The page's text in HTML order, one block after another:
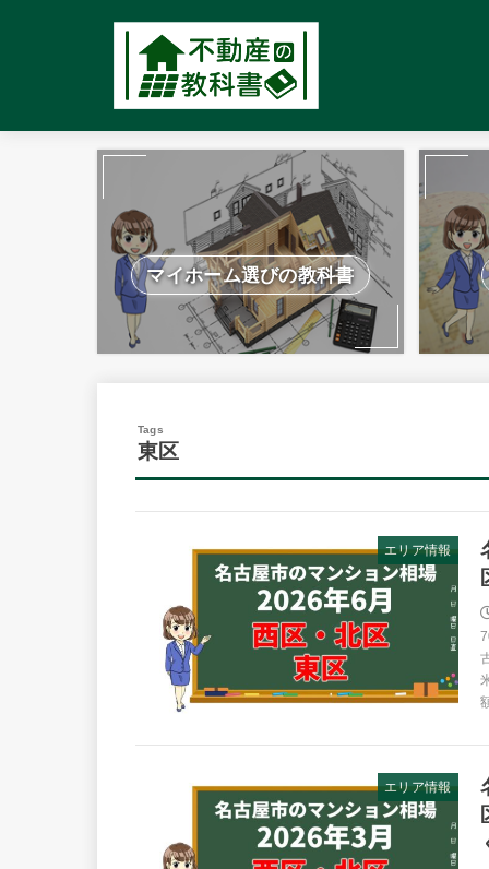
マイホーム選びの教科書
東区
エリア情報
エリア情報